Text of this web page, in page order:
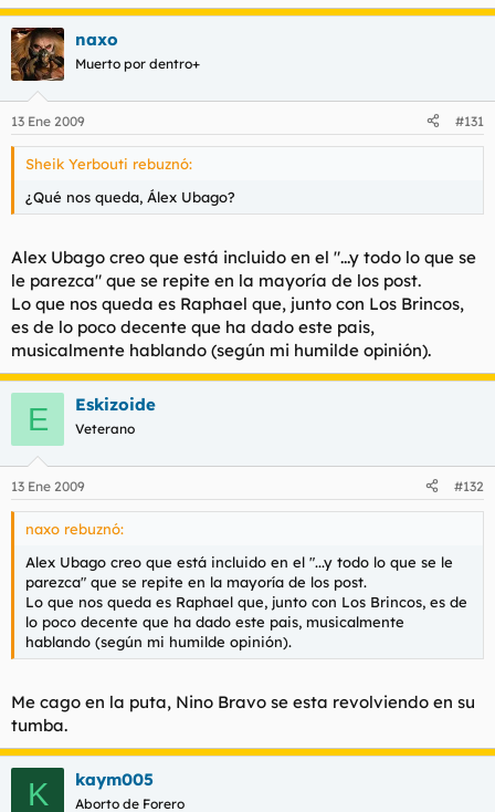
naxo
Muerto por dentro+
13 Ene 2009 #131
Sheik Yerbouti rebuznó:
¿Qué nos queda, Álex Ubago?
Alex Ubago creo que está incluido en el "...y todo lo que se
le parezca" que se repite en la mayoría de los post.
Lo que nos queda es Raphael que, junto con Los Brincos,
es de lo poco decente que ha dado este pais,
musicalmente hablando (según mi humilde opinión).
E Eskizoide
Veterano
13 Ene 2009 #132
naxo rebuznó:
Alex Ubago creo que está incluido en el "...y todo lo que se le
parezca" que se repite en la mayoría de los post.
Lo que nos queda es Raphael que, junto con Los Brincos, es de
lo poco decente que ha dado este pais, musicalmente
hablando (según mi humilde opinión).
Me cago en la puta, Nino Bravo se esta revolviendo en su
tumba.
K kaym005
Aborto de Forero